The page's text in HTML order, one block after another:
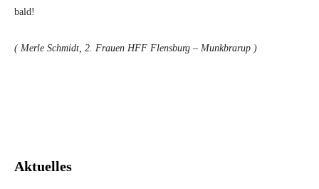
bald!
( Merle Schmidt, 2. Frauen HFF Flensburg – Munkbrarup )
Aktuelles